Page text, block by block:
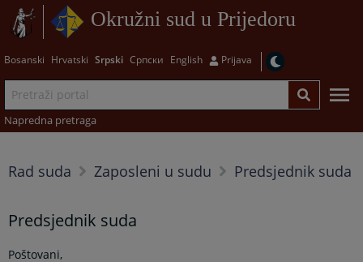
Okružni sud u Prijedoru
Bosanski Hrvatski Srpski Српски English Prijava
Napredna pretraga
Rad suda Zaposleni u sudu Predsjednik suda
Predsjednik suda
Poštovani,